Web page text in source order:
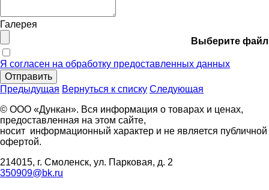
Галерея
Выберите файл
Я согласен на обработку предоставленных данных
Отправить
Предыдущая Вернуться к списку Следующая
© ООО «Дункан». Вся информация о товарах и ценах,
предоставленная на этом сайте,
носит информационный характер и не является публичной
офертой.
214015, г. Смоленск, ул. Парковая, д. 2
350909@bk.ru